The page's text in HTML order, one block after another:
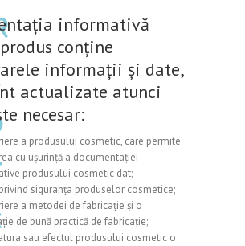
informativă
conține
informații și date,
actualizate atunci
necesar:
a produsului cosmetic, care permite
cu ușurință a documentației
produsului cosmetic dat;
siguranța produselor cosmetice;
a metodei de fabricație și o
de bună practică de fabricație;
sau efectul produsului cosmetic o